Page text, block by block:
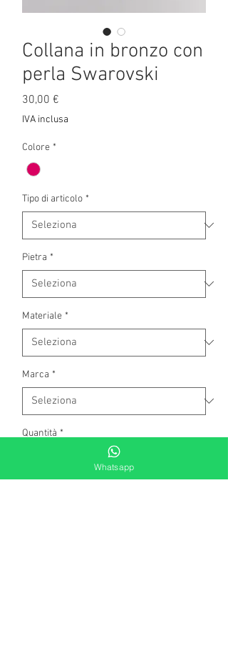
Collana in bronzo con
perla Swarovski
30,00 €
IVA inclusa
Colore *
Tipo di articolo *
Pietra *
Materiale *
Marca *
Quantità *
Whatsapp